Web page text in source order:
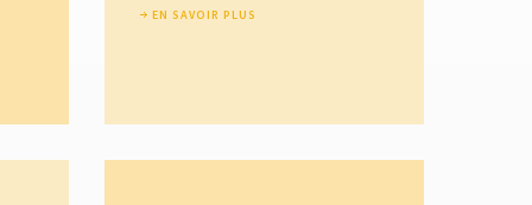
EN SAVOIR PLUS